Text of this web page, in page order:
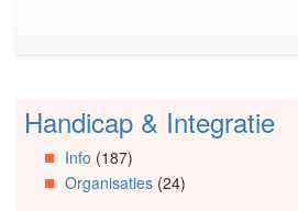
Spring
Artikels
Spring
Handicap & Integratie
Info (187)
Organisaties(24)